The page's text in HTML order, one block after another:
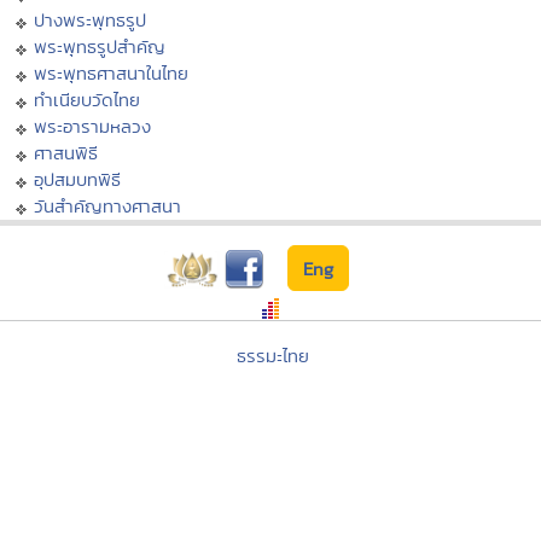
ปางพระพุทธรูป
พระพุทธรูปสำคัญ
พระพุทธศาสนาในไทย
ทำเนียบวัดไทย
พระอารามหลวง
ศาสนพิธี
อุปสมบทพิธี
วันสำคัญทางศาสนา
Eng
ธรรมะไทย